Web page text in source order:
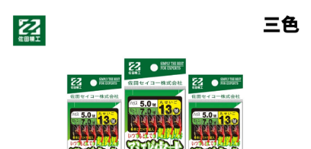
由本公司與您本人進行分期帳單所需資料之確認、核對及更正。
3.完整用戶服務條款，請詳閱以下連結：
客戶支援中心」
【注意事項】
１．透過由恩沛科技股份有限公司提供之「AFTEE先享後付」服務完成之交
易，需依本服務之必要範圍內提供個人資料，並將交易相關給付款項請求債
權轉讓予恩沛科技股份有限公司。
２．關於個人資料處理事宜，請瀏覽以下網址：
https://aftee.tw/terms/#terms3
３．未成年的使用者請事先徵得法定代理人或監護人之同意方可使用
「AFTEE先享後付」，若未經同意申辦者引起之損失，本公司不負相關責
付款後7-11取貨
每筆NT$60，滿NT$1,200(含以上)免運費
一般宅配（門市自取請勿下單，請聯繫客服）
每筆NT$100，滿NT$2,000(含以上)免運費
每筆NT$200，滿NT$2,000(含以上)免運費